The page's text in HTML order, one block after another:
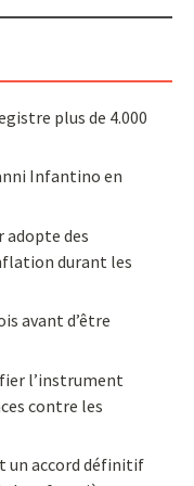
plus de 4.000
Infantino en
adopte des
durant les
avant d’être
l’instrument
contre les
un accord définitif